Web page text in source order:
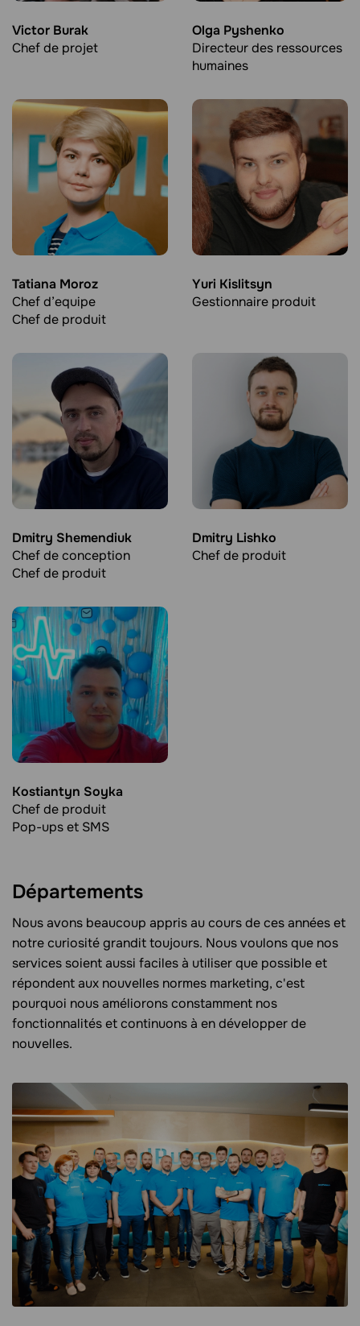
Victor Burak
Chef de projet
Olga Pyshenko
Directeur des ressources
humaines
Tatiana Moroz
Chef d’equipe
Chef de produit
Yuri Kislitsyn
Gestionnaire produit
Dmitry Shemendiuk
Chef de conception
Chef de produit
Dmitry Lishko
Chef de produit
Kostiantyn Soyka
Chef de produit
Pop-ups et SMS
Départements
Nous avons beaucoup appris au cours de ces années et
notre curiosité grandit toujours. Nous voulons que nos
services soient aussi faciles à utiliser que possible et
répondent aux nouvelles normes marketing, c'est
pourquoi nous améliorons constamment nos
fonctionnalités et continuons à en développer de
nouvelles.